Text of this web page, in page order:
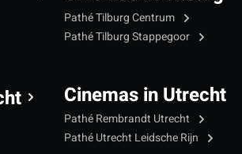
Pathé Tilburg Centrum
Pathé Tilburg Stappegoor
Cinemas in Utrecht
Pathé Rembrandt Utrecht
Pathé Utrecht Leidsche Rijn